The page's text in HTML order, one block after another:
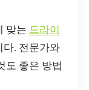
맞는 드라이
다. 전문가와
도 좋은 방법